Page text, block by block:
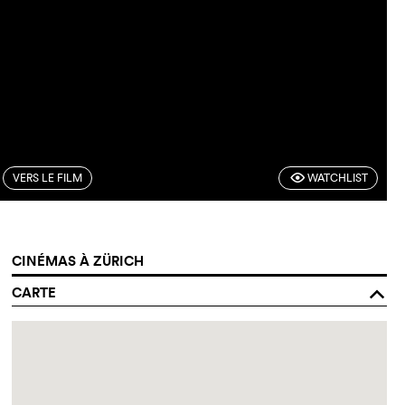
VERS LE FILM FWATCHLIST
CINÉMAS À ZÜRICH
CARTE
o